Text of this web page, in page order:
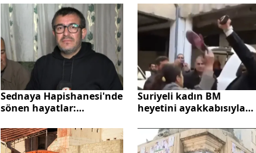
fotoğrafı var...
Sednaya Hapishanesi'nde
sönen hayatlar:
bir mezarı olsun!
Suriyeli kadın BM
heyetini ayakkabısıyla